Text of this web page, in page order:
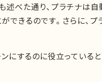
述べた通り、プラチナは
きるのです。さらに、
にするのに役立っている